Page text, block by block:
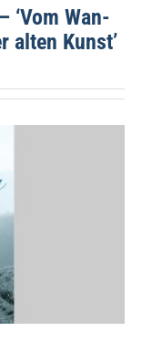
‘Vom Wan­
alten Kunst’